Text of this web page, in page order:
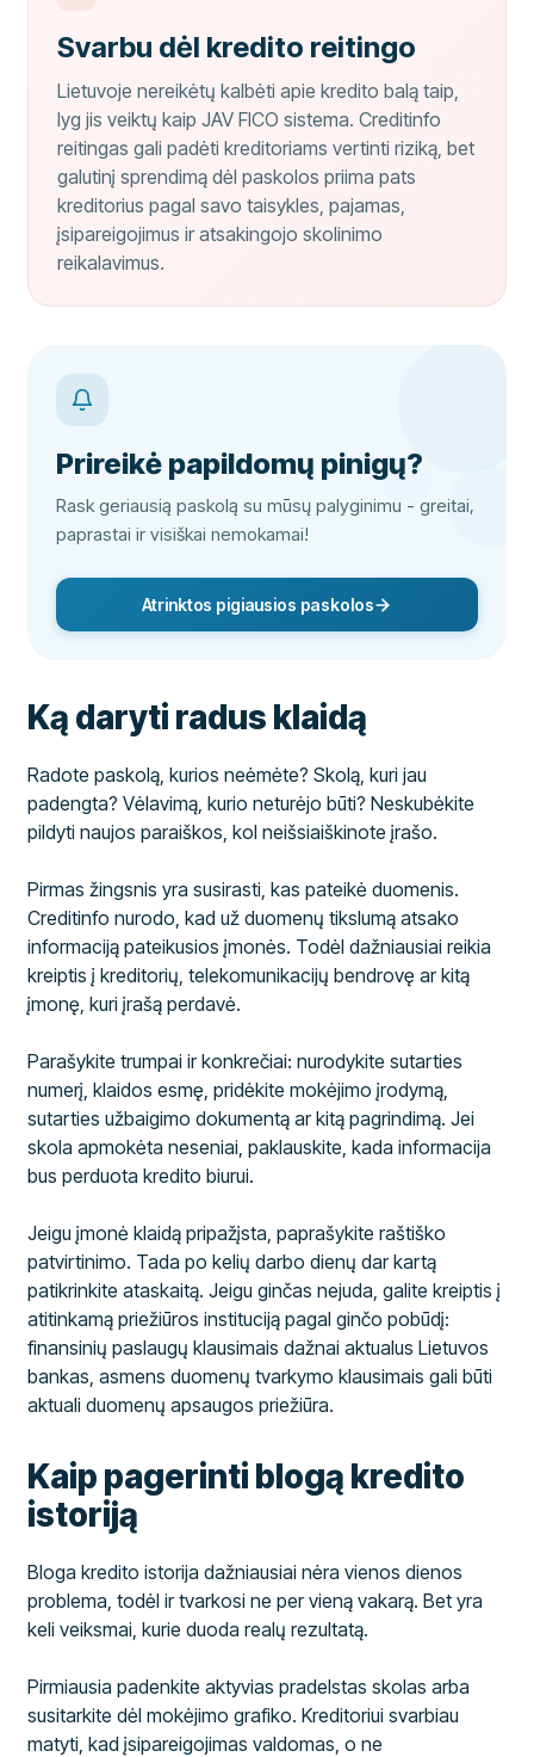
Svarbu dėl kredito reitingo
Lietuvoje nereikėtų kalbėti apie kredito balą taip,
lyg jis veiktų kaip JAV FICO sistema. Creditinfo
reitingas gali padėti kreditoriams vertinti riziką, bet
galutinį sprendimą dėl paskolos priima pats
kreditorius pagal savo taisykles, pajamas,
įsipareigojimus ir atsakingojo skolinimo
reikalavimus.
Prireikė papildomų pinigų?
Rask geriausią paskolą su mūsų palyginimu - greitai,
paprastai ir visiškai nemokamai!
Atrinktos pigiausios paskolos
Ką daryti radus klaidą
Radote paskolą, kurios neėmėte? Skolą, kuri jau
padengta? Vėlavimą, kurio neturėjo būti? Neskubėkite
pildyti naujos paraiškos, kol neišsiaiškinote įrašo.
Pirmas žingsnis yra susirasti, kas pateikė duomenis.
Creditinfo nurodo, kad už duomenų tikslumą atsako
informaciją pateikusios įmonės. Todėl dažniausiai reikia
kreiptis į kreditorių, telekomunikacijų bendrovę ar kitą
įmonę, kuri įrašą perdavė.
Parašykite trumpai ir konkrečiai: nurodykite sutarties
numerį, klaidos esmę, pridėkite mokėjimo įrodymą,
sutarties užbaigimo dokumentą ar kitą pagrindimą. Jei
skola apmokėta neseniai, paklauskite, kada informacija
bus perduota kredito biurui.
Jeigu įmonė klaidą pripažįsta, paprašykite raštiško
patvirtinimo. Tada po kelių darbo dienų dar kartą
patikrinkite ataskaitą. Jeigu ginčas nejuda, galite kreiptis į
atitinkamą priežiūros instituciją pagal ginčo pobūdį:
finansinių paslaugų klausimais dažnai aktualus Lietuvos
bankas, asmens duomenų tvarkymo klausimais gali būti
aktuali duomenų apsaugos priežiūra.
Kaip pagerinti blogą kredito
istoriją
Bloga kredito istorija dažniausiai nėra vienos dienos
problema, todėl ir tvarkosi ne per vieną vakarą. Bet yra
keli veiksmai, kurie duoda realų rezultatą.
Pirmiausia padenkite aktyvias pradelstas skolas arba
susitarkite dėl mokėjimo grafiko. Kreditoriui svarbiau
matyti, kad įsipareigojimas valdomas, o ne